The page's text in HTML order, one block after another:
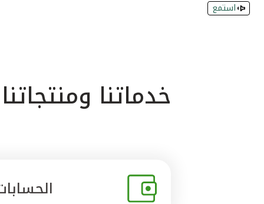
استمع
خدماتنا ومنتجاتنا